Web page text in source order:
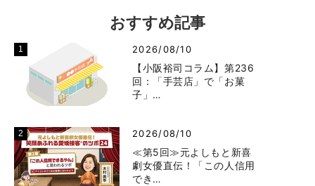
おすすめ記事
2026/08/10
【小阪裕司コラム】第236
回：「手芸店」で「お菓
子」…
2026/08/10
≪第5回≫元よしもと新喜
劇女優直伝！「この人信用
でき…